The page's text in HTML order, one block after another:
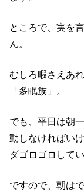
ところで、実を
ん。
むしろ暇さえあ
「多眠族」。
でも、平日は朝
動しなければい
ダゴロゴロして
ですので、朝は